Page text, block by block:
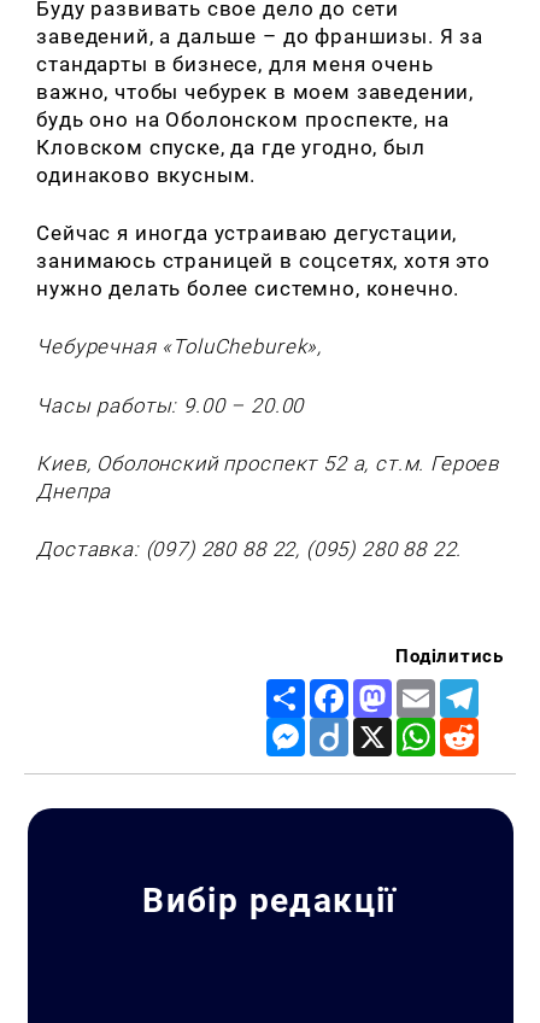
Буду развивать свое дело до сети
заведений, а дальше – до франшизы. Я за
стандарты в бизнесе, для меня очень
важно, чтобы чебурек в моем заведении,
будь оно на Оболонском проспекте, на
Кловском спуске, да где угодно, был
одинаково вкусным.
Сейчас я иногда устраиваю дегустации,
занимаюсь страницей в соцсетях, хотя это
нужно делать более системно, конечно.
Чебуречная «ToluCheburek»,
Часы работы: 9.00 – 20.00
Киев, Оболонский проспект 52 а, ст.м. Героев
Днепра
Доставка: (097) 280 88 22, (095) 280 88 22.
Поділитись
Share FacebookMastodon
Email
Messenger
Diigo X WhatsApp
Вибір редакції